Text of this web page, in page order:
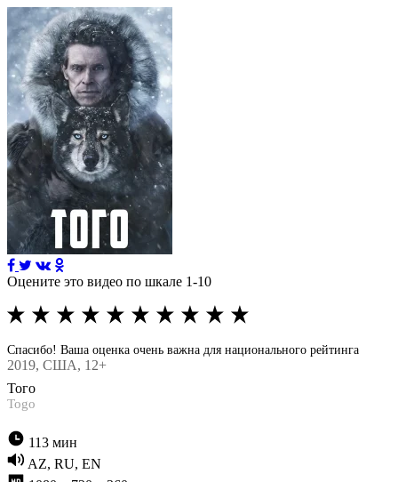
Оцените это видео по шкале 1-10
Спасибо! Ваша оценка очень важна для национального рейтинга
2019, США, 12+
Того
Togo
113 мин
AZ, RU, EN